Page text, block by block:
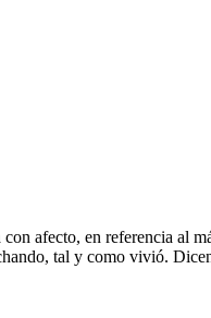
con afecto, en referencia al
tal y como vivió.